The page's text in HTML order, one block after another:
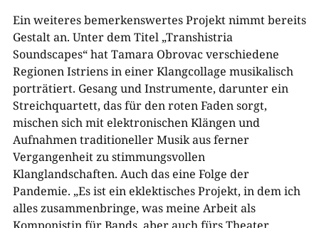
Ein weiteres bemerkenswertes Projekt nimmt bereits
Gestalt an. Unter dem Titel „Transhistria
Soundscapes“ hat Tamara Obrovac verschiedene
Regionen Istriens in einer Klangcollage musikalisch
porträtiert. Gesang und Instrumente, darunter ein
Streichquartett, das für den roten Faden sorgt,
mischen sich mit elektronischen Klängen und
Aufnahmen traditioneller Musik aus ferner
Vergangenheit zu stimmungsvollen
Klanglandschaften. Auch das eine Folge der
Pandemie. „Es ist ein eklektisches Projekt, in dem ich
alles zusammenbringe, was meine Arbeit als